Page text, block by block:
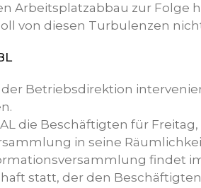
Arbeitsplatzabbau zur Folge
von diesen Turbulenzen
der Betriebsdirektion
die Beschäftigten für Freitag,
in seine
findet
statt, der den